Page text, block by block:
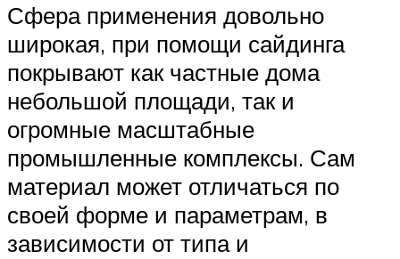
Сфера применения довольно
широкая, при помощи сайдинга
покрывают как частные дома
небольшой площади, так и
огромные масштабные
промышленные комплексы. Сам
материал может отличаться по
своей форме и параметрам, в
зависимости от типа и